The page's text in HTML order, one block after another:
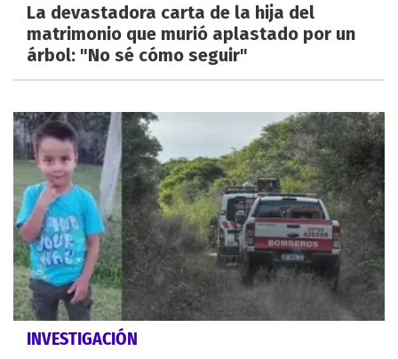
La devastadora carta de la hija del
matrimonio que murió aplastado por un
árbol: "No sé cómo seguir"
INVESTIGACIÓN